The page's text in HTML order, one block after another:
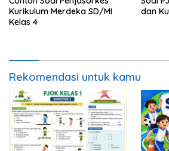
Kurikulum Merdeka SD/MI
Kelas 4
dan
Rekomendasi untuk kamu